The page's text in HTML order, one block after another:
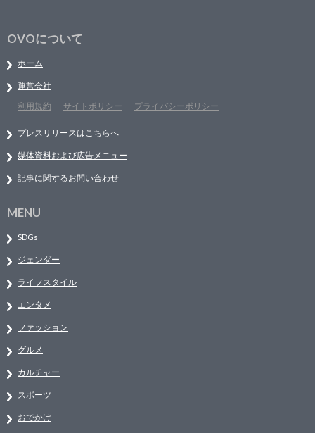
OVOについて
ホーム
運営会社
利用規約
サイトポリシー プライバシーポリシー
プレスリリースはこちらへ
媒体資料および広告メニュー
記事に関するお問い合わせ
MENU
SDGs
ジェンダー
ライフスタイル
エンタメ
ファッション
グルメ
カルチャー
スポーツ
おでかけ